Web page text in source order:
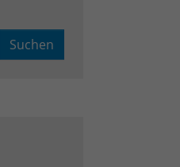
Suchen